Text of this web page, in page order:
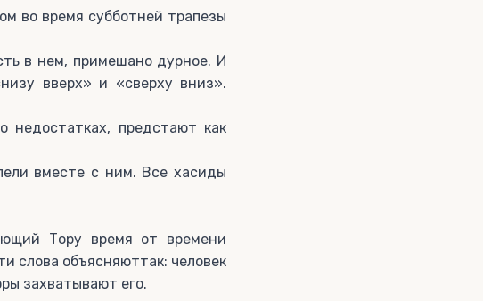
во время субботней трапезы
в нем, примешано дурное. И
вверх» и «сверху вниз».
недостатках, предстают как
вместе с ним. Все хасиды
Тору время от времени
слова объясняюттак: человек
захватывают его.